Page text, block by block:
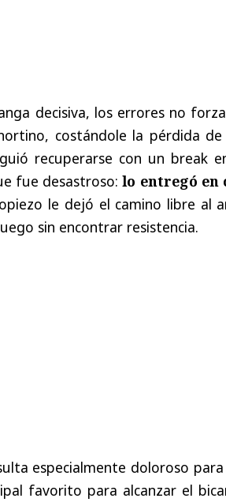
decisiva, los errores no
costándole la pérdida
recuperarse con un break
fue desastroso:lo entregó en
le dejó el camino libre al
sin encontrar resistencia.
especialmente doloroso
favorito para alcanzar el